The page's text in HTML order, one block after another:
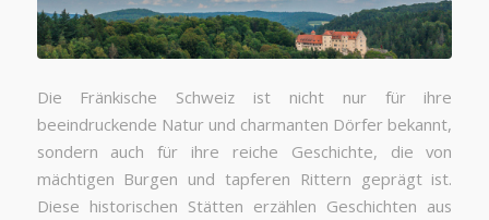
Die Fränkische Schweiz ist nicht nur für ihre
beeindruckende Natur und charmanten Dörfer bekannt,
sondern auch für ihre reiche Geschichte, die von
mächtigen Burgen und tapferen Rittern geprägt ist.
Diese historischen Stätten erzählen Geschichten aus